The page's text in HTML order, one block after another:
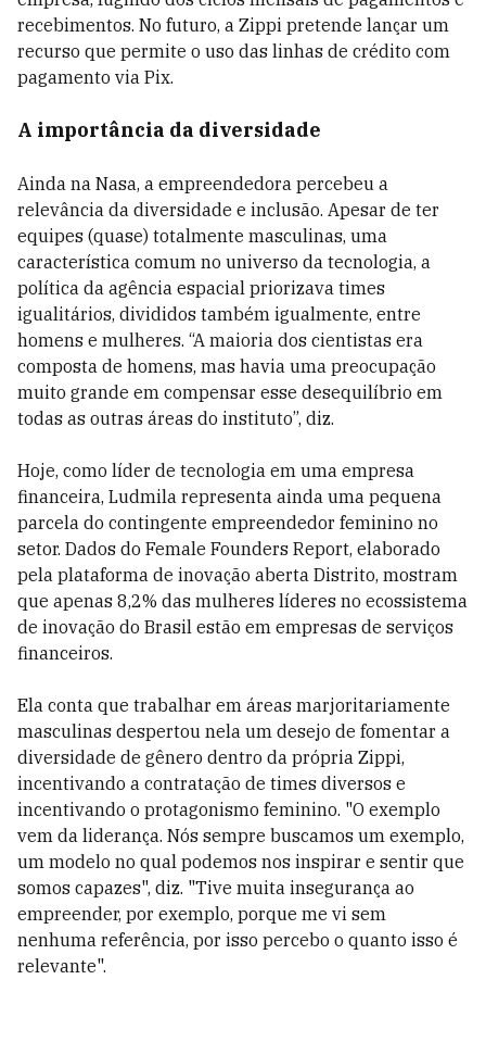
recebimentos. No futuro, a Zippi pretende lançar um
recurso que permite o uso das linhas de crédito com
pagamento via Pix.
A importância da diversidade
Ainda na Nasa, a empreendedora percebeu a
relevância da diversidade e inclusão. Apesar de ter
equipes (quase) totalmente masculinas, uma
característica comum no universo da tecnologia, a
política da agência espacial priorizava times
igualitários, divididos também igualmente, entre
homens e mulheres. “A maioria dos cientistas era
composta de homens, mas havia uma preocupação
muito grande em compensar esse desequilíbrio em
todas as outras áreas do instituto”, diz.
Hoje, como líder de tecnologia em uma empresa
financeira, Ludmila representa ainda uma pequena
parcela do contingente empreendedor feminino no
setor. Dados do Female Founders Report, elaborado
pela plataforma de inovação aberta Distrito, mostram
que apenas 8,2% das mulheres líderes no ecossistema
de inovação do Brasil estão em empresas de serviços
financeiros.
Ela conta que trabalhar em áreas marjoritariamente
masculinas despertou nela um desejo de fomentar a
diversidade de gênero dentro da própria Zippi,
incentivando a contratação de times diversos e
incentivando o protagonismo feminino. "O exemplo
vem da liderança. Nós sempre buscamos um exemplo,
um modelo no qual podemos nos inspirar e sentir que
somos capazes", diz. "Tive muita insegurança ao
empreender, por exemplo, porque me vi sem
nenhuma referência, por isso percebo o quanto isso é
relevante".